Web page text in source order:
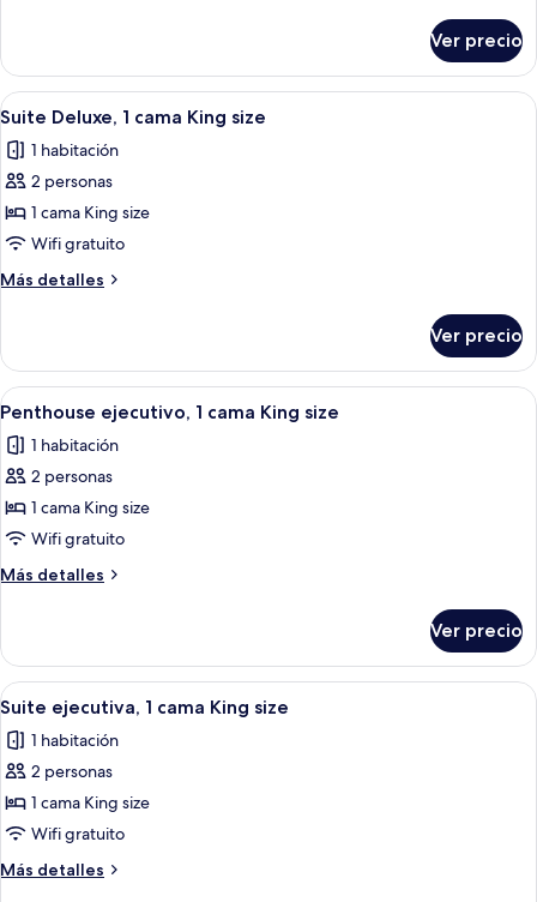
cama
King
size
junior,
cama
size
Ver precio
Abrir
todas
las
fotos
de
Suite
Deluxe,
1
King
size
Un dormitorio moderno con pared
11
Suite Deluxe, 1 cama King size
1 habitación
2 personas
1 cama King size
Wifi gratuito
Más detalles
Más
Deluxe,
cama
size
Ver precio
Abrir
todas
las
fotos
de
Penthouse
ejecutivo,
1
King
size
Una habitación de hotel moderna
9
Penthouse ejecutivo, 1 cama King size
1 habitación
2 personas
1 cama King size
Wifi gratuito
Más detalles
Más
ejecutivo,
cama
size
Ver precio
Abrir
todas
las
fotos
de
Suite
ejecutiva,
1
Habitación de hotel con pared de
13
Suite ejecutiva, 1 cama King size
1 habitación
2 personas
1 cama King size
Wifi gratuito
Más detalles
Más